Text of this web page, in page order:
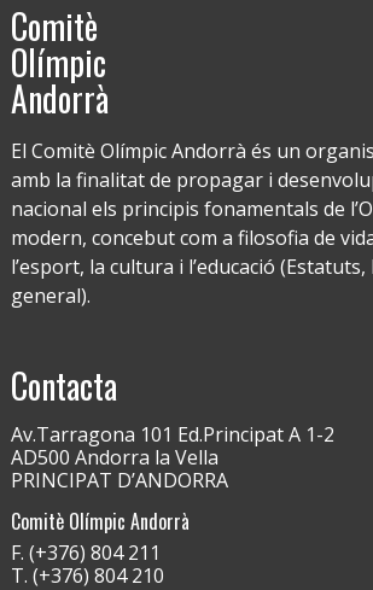
Comitè
Olímpic
Andorrà
El Comitè Olímpic Andorrà és un
amb la finalitat de propagar i
nacional els principis fonamentals de
modern, concebut com a filosofia de
l’esport, la cultura i l’educació
general).
Contacta
Av.Tarragona 101 Ed.Principat A 1-2
AD500 Andorra la Vella
PRINCIPAT D’ANDORRA
Comitè Olímpic Andorrà
F. (+376) 804 211
T. (+376) 804 210